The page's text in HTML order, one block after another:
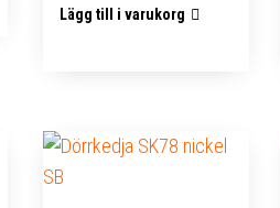
Lägg till i varukorg